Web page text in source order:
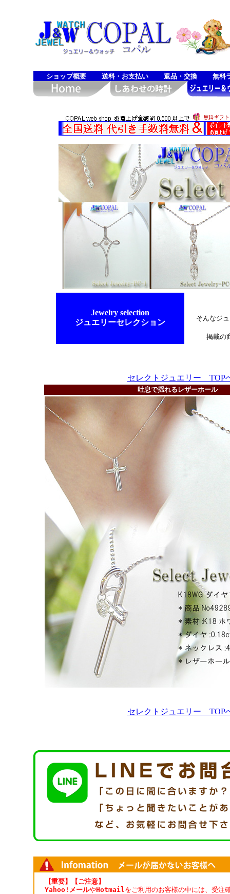
ショップ概要 送料・お支払い 返品・交換 無料
Jewelry selection
ジュエリーセレクション
そんなジ
掲載の
セレクトジュエリー TOP
吐息で揺れるレザーホール
セレクトジュエリー TOP
【重要】【ご注意】
Yahoo!メールやHotmailをご利用のお客様の中には、受注